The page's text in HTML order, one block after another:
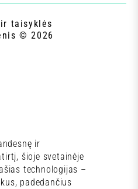
ir
šioje svetainėje
technologijas –
padedančius
© 2026
taisyklės